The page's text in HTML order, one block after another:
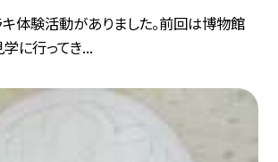
体験活動がありました。前回は博物館
に行ってき...